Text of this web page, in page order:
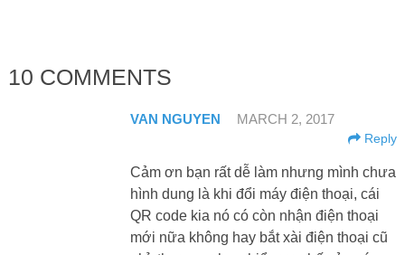
10 COMMENTS
VAN NGUYEN MARCH 2, 2017
Reply
Cảm ơn bạn rất dễ làm nhưng mình chưa
hình dung là khi đổi máy điện thoại, cái
QR code kia nó có còn nhận điện thoại
mới nữa không hay bắt xài điện thoại cũ